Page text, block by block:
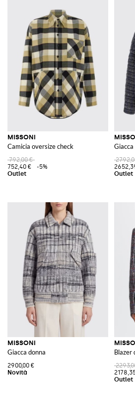
MISSONI
Camicia oversize check
792,00 €
752,40 €
-5%
MISSONI
Giacca donna
2900,00 €
Blazer